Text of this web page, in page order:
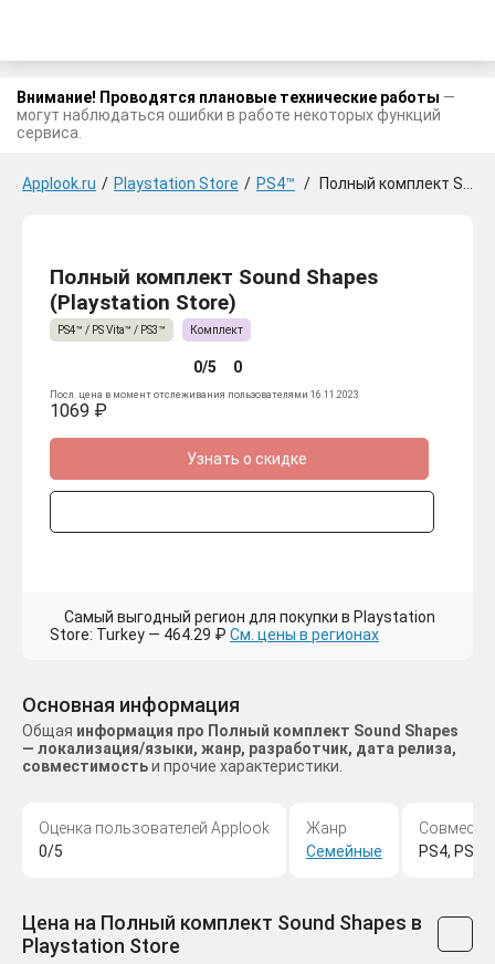
Внимание! Проводятся плановые технические работы —
могут наблюдаться ошибки в работе некоторых функций
сервиса.
Applook.ru / Playstation Store / PS4™ / Полный комплект Sound Shapes
Полный комплект Sound Shapes
(Playstation Store)
PS4™ / PS Vita™ / PS3™ Комплект
0/5 0
Посл. цена в момент отслеживания пользователями 16.11.2023
1069 ₽
Узнать о скидке
Самый выгодный регион для покупки в Playstation
Store: Turkey — 464.29 ₽ См. цены в регионах
Основная информация
Общая информация про Полный комплект Sound Shapes
— локализация/языки, жанр, разработчик, дата релиза,
совместимостьи прочие характеристики.
Оценка пользователей Applook
0/5
Жанр
Семейные
PS4, PS
Цена на Полный комплект Sound Shapes в
Playstation Store